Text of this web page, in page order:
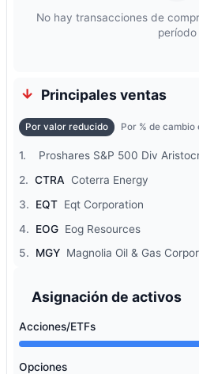
No hay transacciones de
período
Principales ventas
Por valor reducido Por % de
1. Proshares S&P 500 Div
2. CTRA Coterra Energy
3.
EQT Eqt Corporation
4.
EOG Eog Resources
5.
MGY Magnolia Oil & Gas
Asignación de activos
Acciones/ETFs
Opciones